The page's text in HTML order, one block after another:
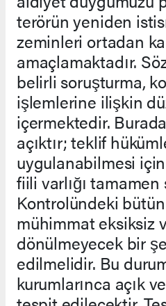
terörün yeniden
zeminleri ortadan
amaçlamaktadır.
belirli soruşturma,
işlemlerine ilişkin
içermektedir.
açıktır; teklif
uygulanabilmesi
fiili varlığı
Kontrolündeki
mühimmat eksiksiz
dönülmeyecek bir
edilmelidir. Bu
kurumlarınca açık